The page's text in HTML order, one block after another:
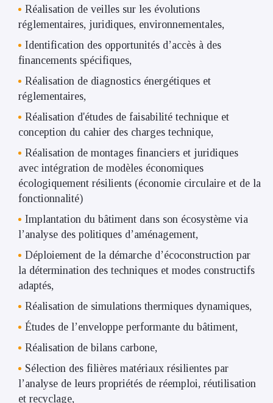
Réalisation de veilles sur les évolutions
réglementaires, juridiques, environnementales,
Identification des opportunités d’accès à des
financements spécifiques,
Réalisation de diagnostics énergétiques et
réglementaires,
Réalisation d'études de faisabilité technique et
conception du cahier des charges technique,
Réalisation de montages financiers et juridiques
avec intégration de modèles économiques
écologiquement résilients (économie circulaire et de la
fonctionnalité)
Implantation du bâtiment dans son écosystème via
l’analyse des politiques d’aménagement,
Déploiement de la démarche d’écoconstruction par
la détermination des techniques et modes constructifs
adaptés,
Réalisation de simulations thermiques dynamiques,
Études de l’enveloppe performante du bâtiment,
Réalisation de bilans carbone,
Sélection des filières matériaux résilientes par
l’analyse de leurs propriétés de réemploi, réutilisation
et recyclage,